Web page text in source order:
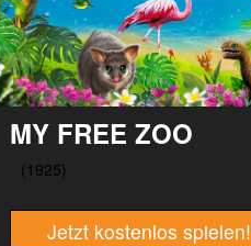
MY FREE ZOO
Jetzt kostenlos spielen!